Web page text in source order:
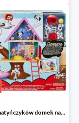
101 Dalmatyńczyków domek na drzewie, Mattel